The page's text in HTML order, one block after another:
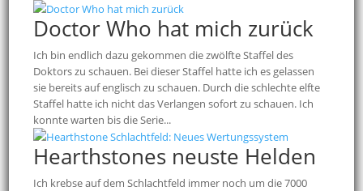
Doctor Who hat mich zurück
Ich bin endlich dazu gekommen die zwölfte Staffel des
Doktors zu schauen. Bei dieser Staffel hatte ich es gelassen
sie bereits auf englisch zu schauen. Durch die schlechte elfte
Staffel hatte ich nicht das Verlangen sofort zu schauen. Ich
konnte warten bis die Serie...
Hearthstones neuste Helden
Ich krebse auf dem Schlachtfeld immer noch um die 7000